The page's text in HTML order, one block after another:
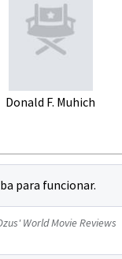
Donald F. Muhich
para funcionar.
World Movie Reviews